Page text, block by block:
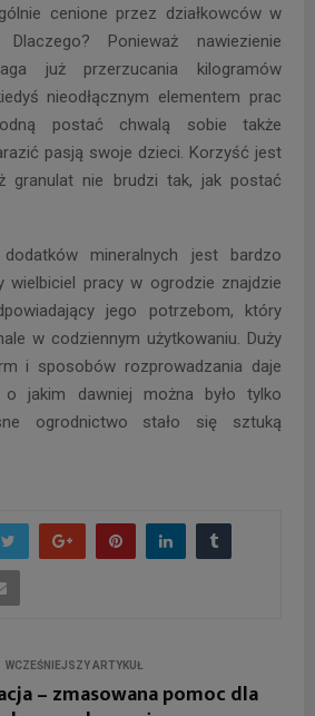
cenione przez działkowców w
Dlaczego? Ponieważ nawiezienie
już przerzucania kilogramów
nieodłącznym elementem prac
postać chwalą sobie także
pasją swoje dzieci. Korzyść jest
granulat nie brudzi tak, jak postać
mineralnych jest bardzo
wielbiciel pracy w ogrodzie znajdzie
jego potrzebom, który
w codziennym użytkowaniu. Duży
i sposobów rozprowadzania daje
o jakim dawniej można było tylko
ogrodnictwo stało się sztuką
WCZEŚNIEJSZY ARTYKUŁ
– zmasowana pomoc dla